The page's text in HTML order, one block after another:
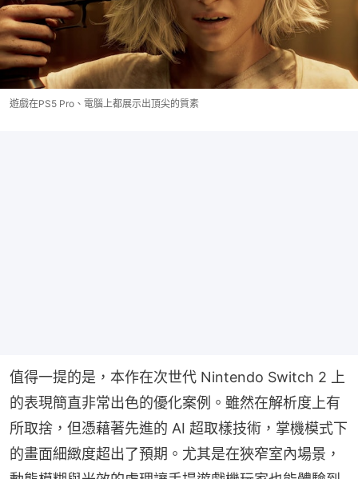
遊戲在PS5 Pro、電腦上都展示出頂尖的質素
值得一提的是，本作在次世代 Nintendo Switch 2 上
的表現簡直非常出色的優化案例。雖然在解析度上有
所取捨，但憑藉著先進的 AI 超取樣技術，掌機模式下
的畫面細緻度超出了預期。尤其是在狹窄室內場景，